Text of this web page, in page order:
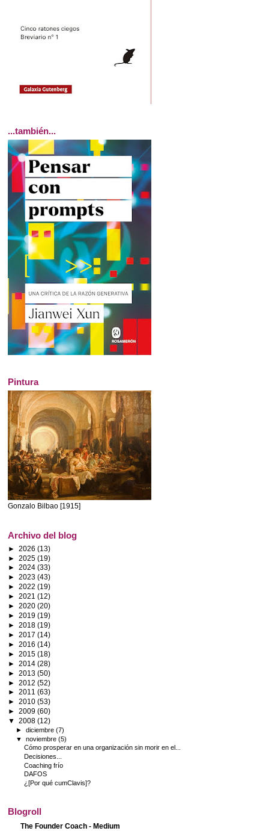
...también...
Pintura
Gonzalo Bilbao [1915]
Archivo del blog
► 2026 (13)
► 2025 (19)
► 2024 (33)
► 2023 (43)
► 2022 (19)
► 2021 (12)
► 2020 (20)
► 2019 (19)
► 2018 (19)
► 2017 (14)
► 2016 (14)
► 2015 (18)
► 2014 (28)
► 2013 (50)
► 2012 (52)
► 2011 (63)
► 2010 (53)
► 2009 (60)
▼ 2008 (12)
►diciembre(7)
▼noviembre(5)
Cómo prosperar en una organización sin morir en el...
Decisiones...
Coaching frío
DAFOS
¿[Por qué cumClavis]?
Blogroll
The Founder Coach - Medium